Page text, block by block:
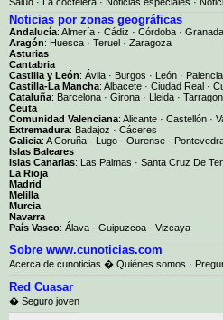
Noticias por zonas geográficas
Andalucía: Almería · Cádiz · Córdoba · Granada
Aragón: Huesca · Teruel · Zaragoza
Asturias
Cantabria
Castilla y León: Ávila · Burgos · León · Palencia
Castilla-La Mancha: Albacete · Ciudad Real ·
Cataluña: Barcelona · Girona · Lleida ·
Ceuta
Comunidad Valenciana: Alicante · Castellón ·
Extremadura: Badajoz · Cáceres
Galicia: A Coruña · Lugo · Ourense ·
Islas Baleares
Islas Canarias: Las Palmas · Santa Cruz De
La Rioja
Madrid
Melilla
Murcia
Navarra
País Vasco: Álava · Guipuzcoa · Vizcaya
Sobre www.cunoticias.com
Acerca de cunoticias � Quiénes somos ·
Red Cuasar
� Seguro joven